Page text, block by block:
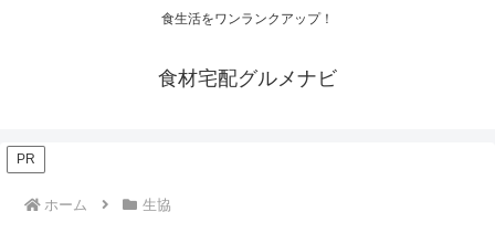
食生活をワンランクアップ！
食材宅配グルメナビ
PR
ホーム 生協